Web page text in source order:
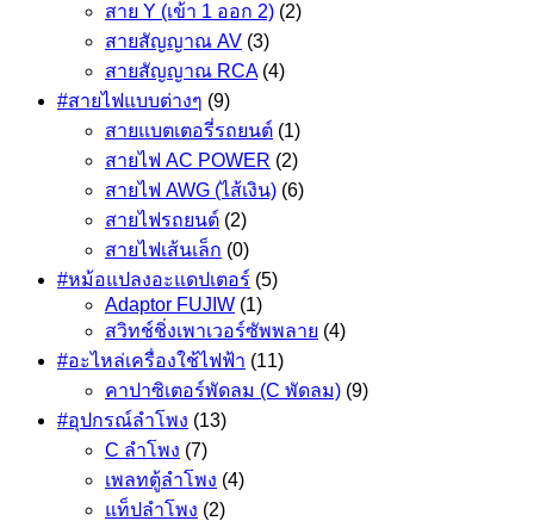
สาย Y (เข้า 1 ออก 2) (2)
สายสัญญาณ AV (3)
สายสัญญาณ RCA (4)
#สายไฟแบบต่างๆ (9)
สายแบตเตอรี่รถยนต์ (1)
สายไฟ AC POWER (2)
สายไฟ AWG (ไส้เงิน) (6)
สายไฟรถยนต์ (2)
สายไฟเส้นเล็ก (0)
#หม้อแปลงอะแดปเตอร์ (5)
Adaptor FUJIW (1)
สวิทช์ชิ่งเพาเวอร์ซัพพลาย (4)
#อะไหล่เครื่องใช้ไฟฟ้า (11)
คาปาซิเตอร์พัดลม (C พัดลม) (9)
#อุปกรณ์ลำโพง (13)
C ลำโพง (7)
เพลทตู้ลำโพง (4)
แท็ปลำโพง (2)